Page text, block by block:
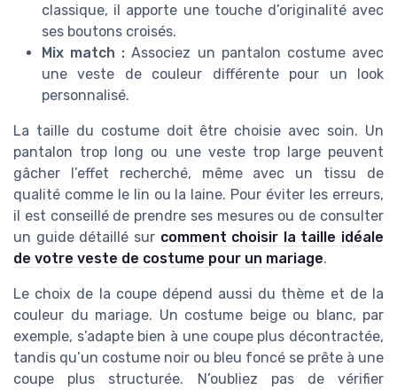
classique, il apporte une touche d’originalité avec
ses boutons croisés.
Mix match : Associez un pantalon costume avec
une veste de couleur différente pour un look
personnalisé.
La taille du costume doit être choisie avec soin. Un
pantalon trop long ou une veste trop large peuvent
gâcher l’effet recherché, même avec un tissu de
qualité comme le lin ou la laine. Pour éviter les erreurs,
il est conseillé de prendre ses mesures ou de consulter
un guide détaillé sur comment choisir la taille idéale
de votre veste de costume pour un mariage.
Le choix de la coupe dépend aussi du thème et de la
couleur du mariage. Un costume beige ou blanc, par
exemple, s’adapte bien à une coupe plus décontractée,
tandis qu’un costume noir ou bleu foncé se prête à une
coupe plus structurée. N’oubliez pas de vérifier